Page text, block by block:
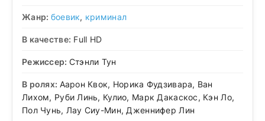
Жанр: боевик, криминал
В качестве: Full HD
Режиссер: Стэнли Тун
В ролях: Аарон Квок, Норика Фудзивара, Ван
Лихом, Руби Линь, Кулио, Марк Дакаскос, Кэн Ло,
Пол Чунь, Лау Сиу-Мин, Дженнифер Лин